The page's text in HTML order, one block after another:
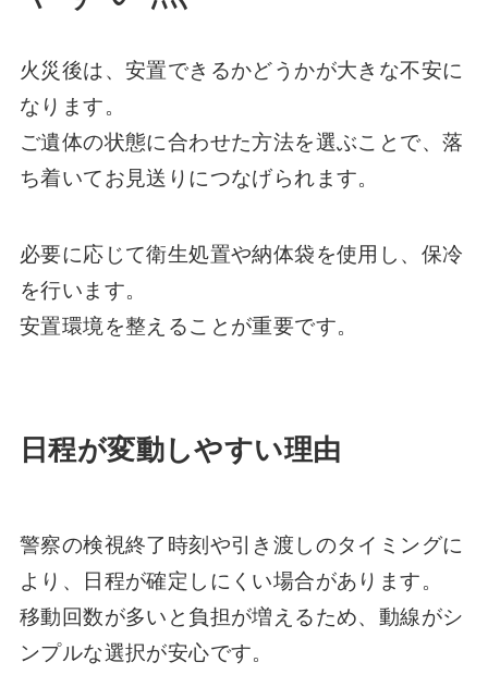
火災後は、安置できるかどうかが大きな不安に
なります。
ご遺体の状態に合わせた方法を選ぶことで、落
ち着いてお見送りにつなげられます。
必要に応じて衛生処置や納体袋を使用し、保冷
を行います。
安置環境を整えることが重要です。
日程が変動しやすい理由
警察の検視終了時刻や引き渡しのタイミングに
より、日程が確定しにくい場合があります。
移動回数が多いと負担が増えるため、動線がシ
ンプルな選択が安心です。